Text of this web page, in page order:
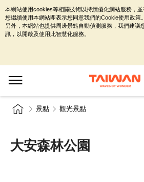
景點 觀光景點
大安森林公園
本網站使用cookies等相關技術以持續優化網站服務，
您繼續使用本網站即表示您同意我們的Cookie使用政策。
另外，本網站也提供周邊景點自動偵測服務，我們建議
訊，以開啟及使用此智慧化服務。